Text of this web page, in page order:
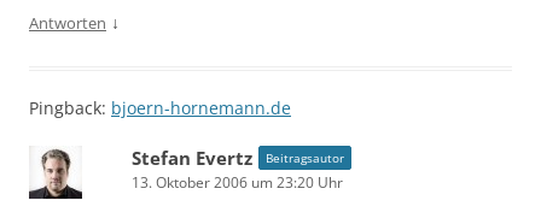
Antworten ↓
Pingback: bjoern-hornemann.de
Stefan Evertz Beitragsautor
13. Oktober 2006 um 23:20 Uhr